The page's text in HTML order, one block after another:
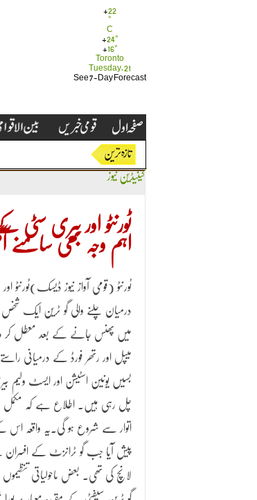
+22
°
C
+24°
+ 16°
Toronto
Tuesday, 21
See 7-Day Forecast
کینیڈین نیوز
ٹورنٹو اور بیری سٹی
اہم وجہ بھی سامنے
ٹورنٹو (قومی آواز نیوز ڈیسک)ٹورنٹو
درمیان چلنے والی گو ٹرین ایک
میں پھنس جانے کے بعد معطل کر
میپل اور رتھر فورڈ کے درمیانی
بسیں یونین اسٹیشن اور ایسٹ ولیم
چل رہی ہیں۔ اطلاع ہے کہ مکمل
اتوار سے شروع ہو گی۔یہ واقعہ اس
پیش آیا جب گو ٹرانزٹ کے افسران
لانچ کی تھی۔ بعض ماحولیاتی